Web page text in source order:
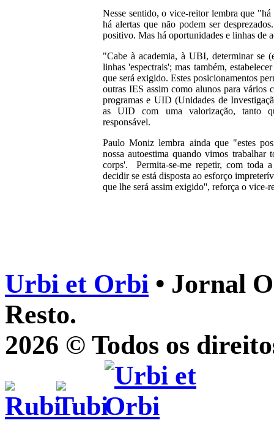
Nesse sentido, o vice-reitor lembra que
há alertas que não podem ser
positivo. Mas há oportunidades e linhas de
"Cabe à academia, à UBI, determinar se
linhas 'espectrais'; mas também,
que será exigido. Estes posicionamentos
outras IES assim como alunos para vários
programas e UID (Unidades de
as UID com uma valorização, tanto
responsável.
Paulo Moniz lembra ainda que "estes
nossa autoestima quando vimos
corps'. Permita-se-me repetir, com toda
decidir se está disposta ao esforço
que lhe será assim exigido'', reforça o vice-
Urbi et Orbi • Jornal
Resto.
2026 © Todos os